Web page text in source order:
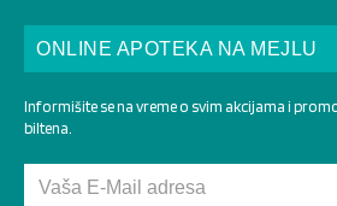
ONLINE APOTEKA NA MEJLU
Informišite se na vreme o svim akcijama i
biltena.